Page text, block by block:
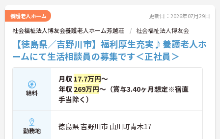
養護老人ホーム 更新日：2026年07月29日
社会福祉法人博友会養護老人ホーム芳越荘 社会福祉法人博友会
【徳島県／吉野川市】福利厚生充実♪養護老人ホ
ームにて生活相談員の募集です＜正社員＞
給料
月収 17.7万円～
年収 269万円～（賞与3.40ヶ月想定※宿直
手当除く）
勤務地 徳島県 吉野川市 山川町青木17